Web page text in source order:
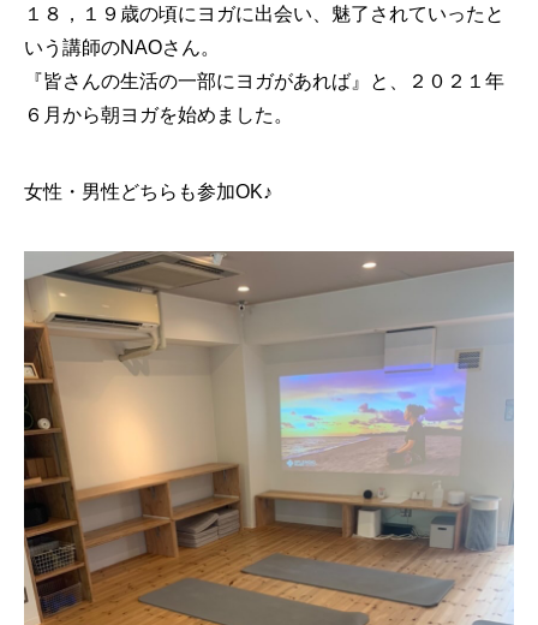
１８，１９歳の頃にヨガに出会い、魅了されていったと
いう講師のNAOさん。
『皆さんの生活の一部にヨガがあれば』と、２０２１年
６月から朝ヨガを始めました。
女性・男性どちらも参加OK♪